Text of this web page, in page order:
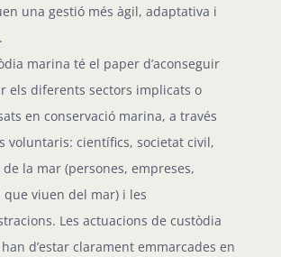
una gestió més àgil, adaptativa i
marina té el paper d’aconseguir
els diferents sectors implicats o
en conservació marina, a través
voluntaris: científics, societat civil,
la mar (persones, empreses,
viuen del mar) i les
Les actuacions de custòdia
d’estar clarament emmarcades en